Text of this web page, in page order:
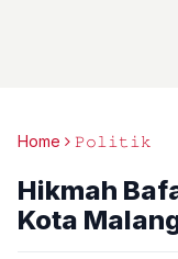
Home 𝙿𝚘𝚕𝚒𝚝𝚒𝚔
Hikmah
Kota